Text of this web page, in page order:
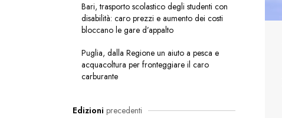
Bari, trasporto scolastico degli studenti con
disabilità: caro prezzi e aumento dei costi
bloccano le gare d’appalto
Puglia, dalla Regione un aiuto a pesca e
acquacoltura per fronteggiare il caro
carburante
Edizioni precedenti